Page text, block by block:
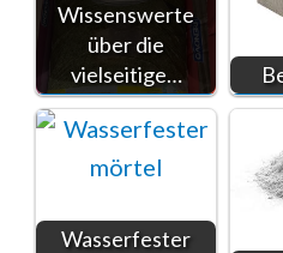
Wissenswerte
über die
vielseitige…
Wasserfester